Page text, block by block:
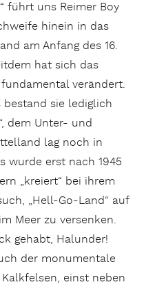
führt uns Reimer Boy
hinein in das
am Anfang des 16.
hat sich das
verändert.
sie lediglich
dem Unter- und
lag noch in
wurde erst nach 1945
„kreiert“ bei ihrem
„Hell-Go-Land“ auf
Meer zu versenken.
gehabt, Halunder!
der monumentale
einst neben